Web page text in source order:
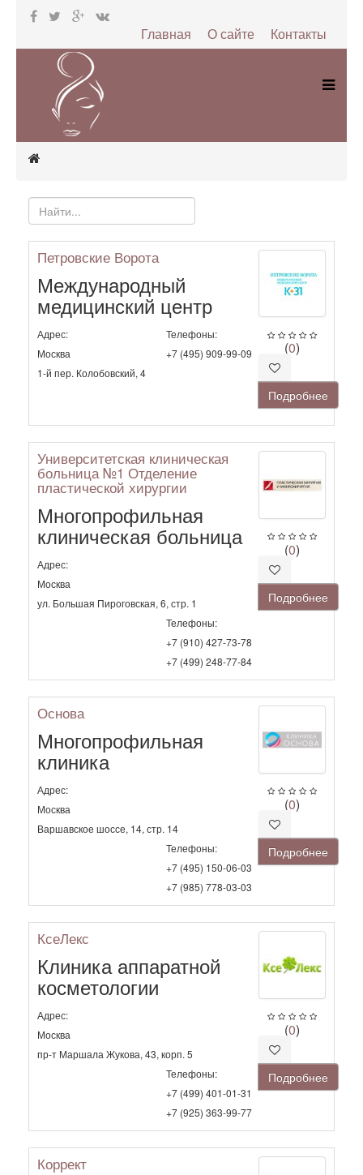
Контакты
О сайте
Главная
Петровские Ворота
Международный
медицинский центр
Адрес:
Москва
1-й пер. Колобовский, 4
Телефоны:
+7 (495) 909-99-09
(0)
Подробнее
Университетская клиническая
больница №1 Отделение
пластической хирургии
Многопрофильная
клиническая больница
Адрес:
Москва
ул. Большая Пироговская, 6, стр. 1
Телефоны:
+7 (910) 427-73-78
+7 (499) 248-77-84
(0)
Подробнее
Основа
Многопрофильная
клиника
Адрес:
Москва
Варшавское шоссе, 14, стр. 14
Телефоны:
+7 (495) 150-06-03
+7 (985) 778-03-03
(0)
Подробнее
КсеЛекс
Клиника аппаратной
косметологии
Адрес:
Москва
пр-т Маршала Жукова, 43, корп. 5
Телефоны:
+7 (499) 401-01-31
+7 (925) 363-99-77
(0)
Подробнее
Коррект